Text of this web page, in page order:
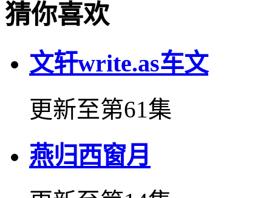
猜你喜欢
文轩write.as车文
更新至第61集
燕归西窗月